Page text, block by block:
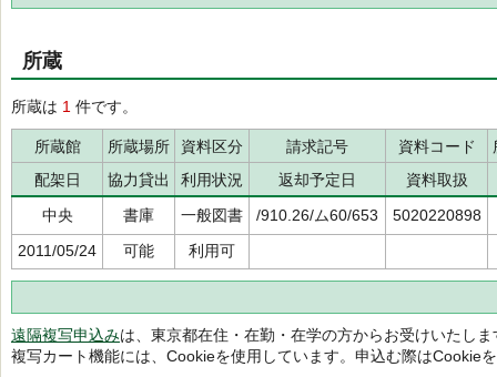
所蔵
所蔵は 1 件です。
所蔵館 所蔵場所 資料区分 請求記号 資料コード
配架日
協力貸出 利用状況 返却予定日
資料取扱
中央
書庫 一般図書 /910.26/ム60/653
5020220898
2011/05/24
可能 利用可
遠隔複写申込みは、東京都在住・在勤・在学の方からお受けいたしま
複写カート機能には、Cookieを使用しています。申込む際はCookie